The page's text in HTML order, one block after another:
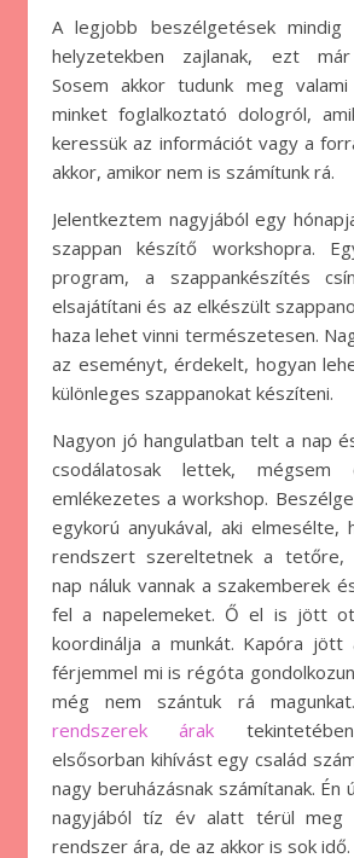
A legjobb beszélgetések mindig a leváratlanabb
helyzetekben zajlanak, ezt
Sosem akkor tudunk meg
minket foglalkoztató dologról,
keressük az információt vagy a
akkor, amikor nem is számítunk rá.
Jelentkeztem nagyjából egy
szappan készítő workshopra.
program, a szappankészítés
elsajátítani és az elkészült
haza lehet vinni természetesen.
az eseményt, érdekelt, hogyan
különleges szappanokat készíteni.
Nagyon jó hangulatban telt a nap
csodálatosak lettek, mégsem
emlékezetes a workshop.
egykorú anyukával, aki elmesélte,
rendszert szereltetnek a tetőre,
nap náluk vannak a szakemberek
fel a napelemeket. Ő el is jött
koordinálja a munkát. Kapóra
férjemmel mi is régóta
még nem szántuk rá
rendszerek árak
elsősorban kihívást egy család
nagy beruházásnak számítanak. Én
nagyjából tíz év alatt térül meg
rendszer ára, de az akkor is sok idő.